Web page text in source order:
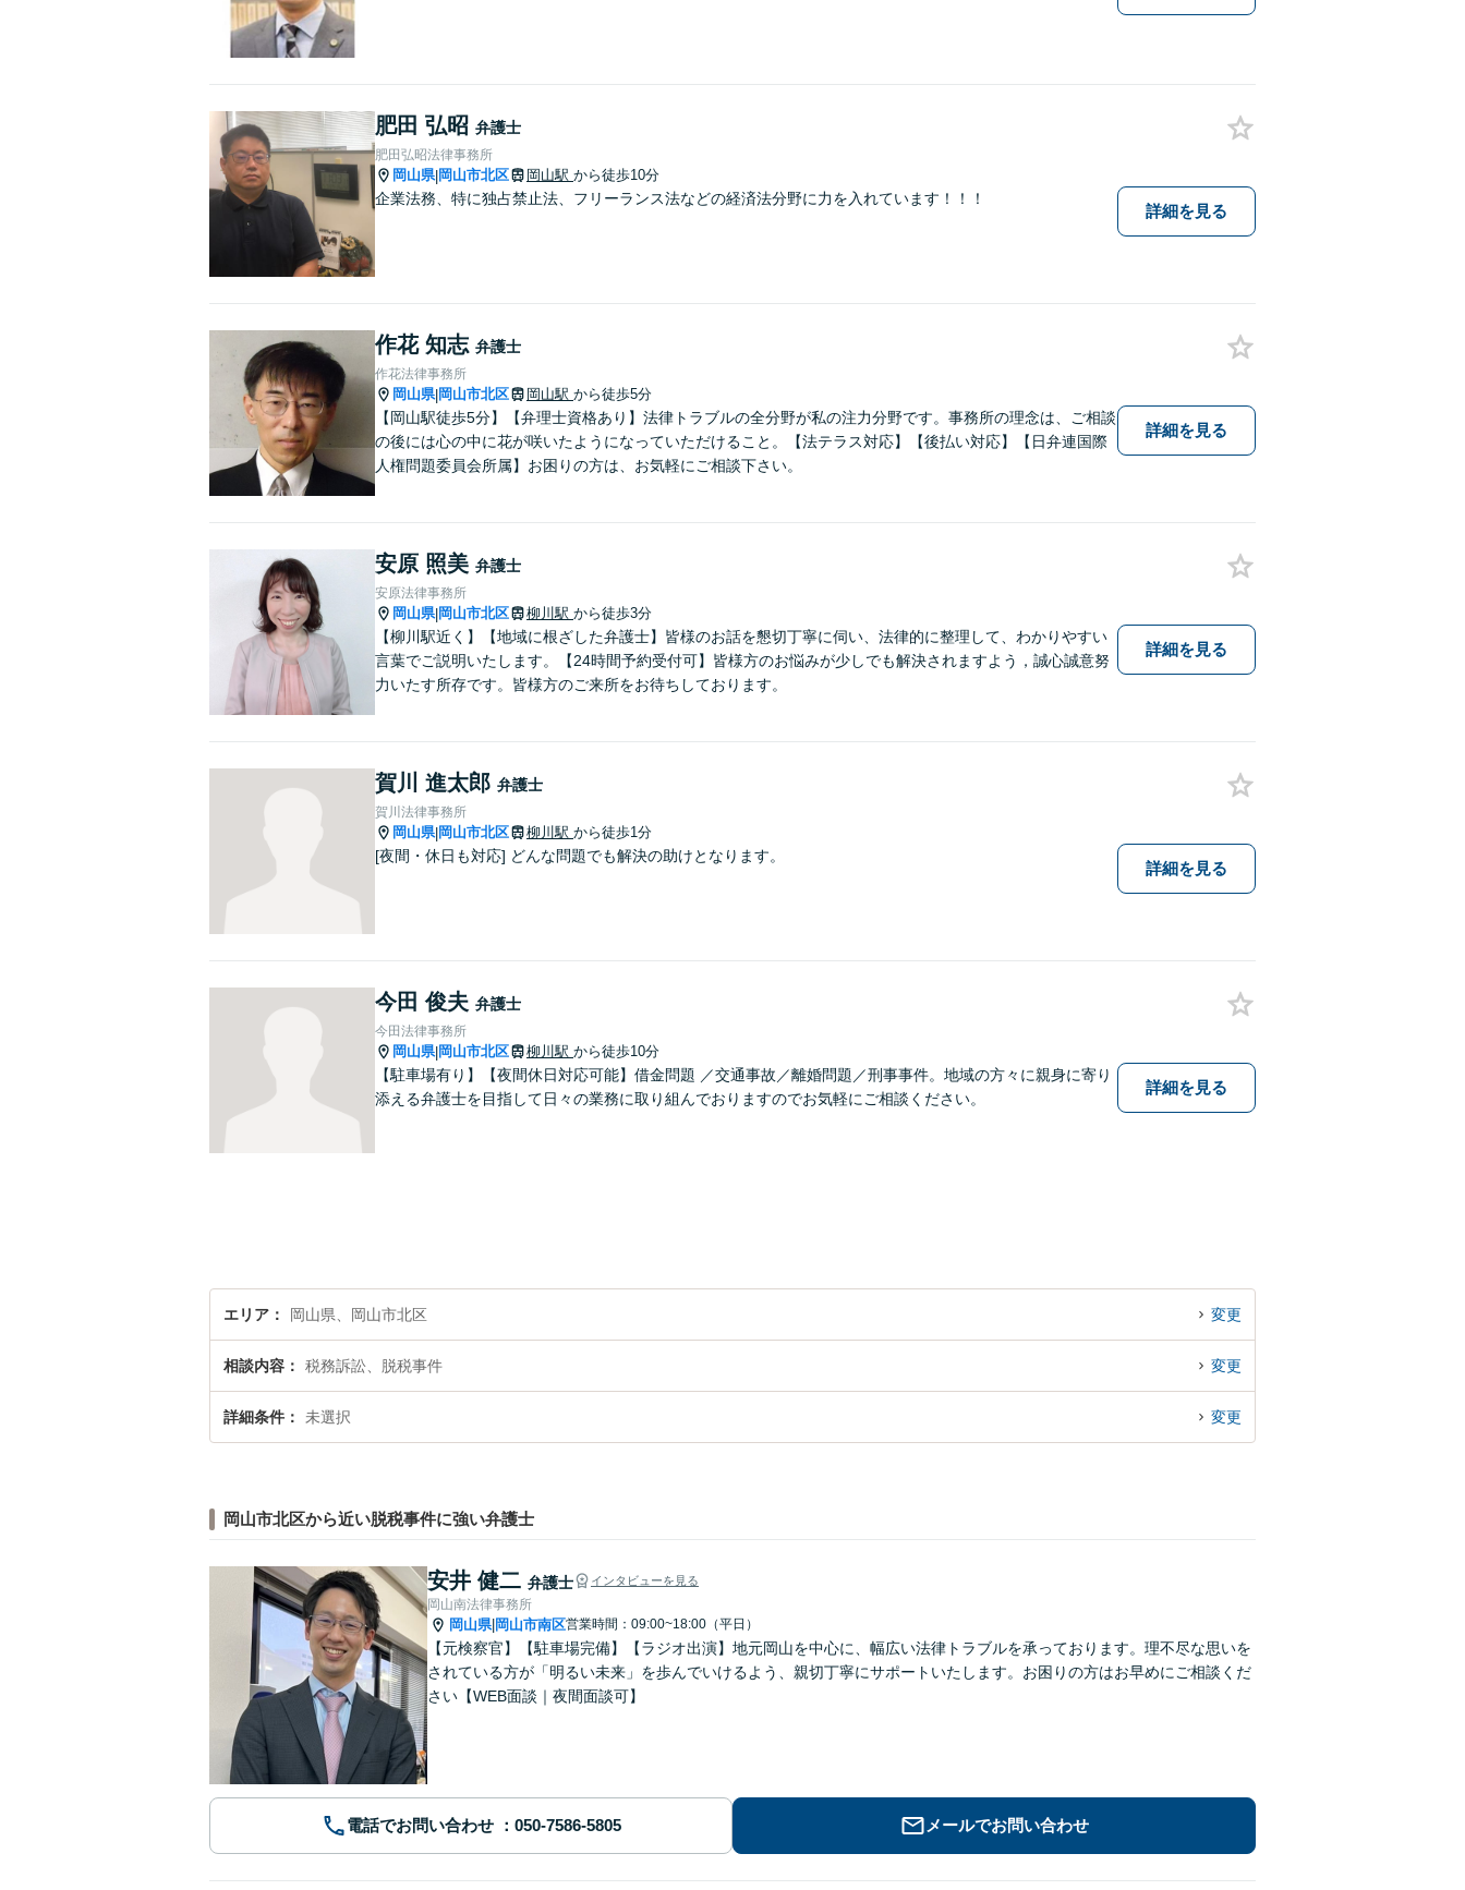
肥田 弘昭 弁護士
肥田弘昭法律事務所
岡山県|岡山市北区 岡山駅 から徒歩10分
企業法務、特に独占禁止法、フリーランス法などの経済法分野に力を入れています！！！
詳細を見る
作花 知志 弁護士
作花法律事務所
岡山県|岡山市北区 岡山駅 から徒歩5分
【岡山駅徒歩5分】【弁理士資格あり】法律トラブルの全分野が私の注力分野です。事務所の理念は、ご相談
の後には心の中に花が咲いたようになっていただけること。【法テラス対応】【後払い対応】【日弁連国際
人権問題委員会所属】お困りの方は、お気軽にご相談下さい。
詳細を見る
安原 照美 弁護士
安原法律事務所
岡山県|岡山市北区 柳川駅 から徒歩3分
【柳川駅近く】【地域に根ざした弁護士】皆様のお話を懇切丁寧に伺い、法律的に整理して、わかりやすい
言葉でご説明いたします。【24時間予約受付可】皆様方のお悩みが少しでも解決されますよう，誠心誠意努
力いたす所存です。皆様方のご来所をお待ちしております。
詳細を見る
賀川 進太郎 弁護士
賀川法律事務所
岡山県|岡山市北区 柳川駅 から徒歩1分
[夜間・休日も対応] どんな問題でも解決の助けとなります。
詳細を見る
今田 俊夫 弁護士
今田法律事務所
岡山県|岡山市北区 柳川駅 から徒歩10分
【駐車場有り】【夜間休日対応可能】借金問題 ／交通事故／離婚問題／刑事事件。地域の方々に親身に寄り
添える弁護士を目指して日々の業務に取り組んでおりますのでお気軽にご相談ください。
詳細を見る
エリア 岡山県、岡山市北区 変更
相談内容 税務訴訟、脱税事件 変更
詳細条件 未選択 変更
岡山市北区から近い脱税事件に強い弁護士
安井 健二 弁護士 インタビューを見る
岡山南法律事務所
岡山県| 岡山市南区営業時間：09:00~18:00（平日）
【元検察官】【駐車場完備】【ラジオ出演】地元岡山を中心に、幅広い法律トラブルを承っております。理不尽な思いを
されている方が「明るい未来」を歩んでいけるよう、親切丁寧にサポートいたします。お困りの方はお早めにご相談くだ
さい【WEB面談｜夜間面談可】
電話でお問い合わせ メールでお問い合わせ